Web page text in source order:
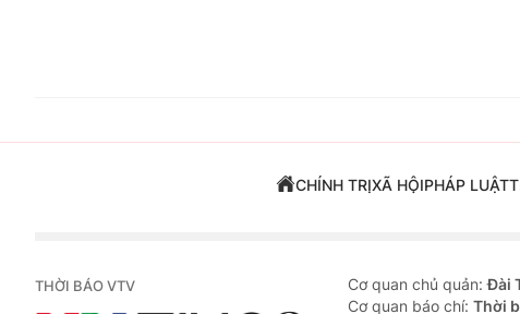
CHÍNH TRỊXÃ HỘIPHÁP LUẬT
THỜI BÁO VTV Cơ quan chủ quản:Đài
Cơ quan báo chí: Thời